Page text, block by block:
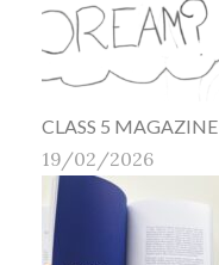
CLASS 5 MAGAZINE
19/02/2026